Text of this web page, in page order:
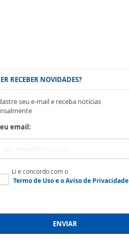
RECEBER NOVIDADES?
seu e-mail e receba notícias
email:
Li e concordo com o
Termo de Usoe oAviso de Privacidade
ENVIAR